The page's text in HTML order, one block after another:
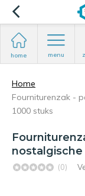
home menu
Home
Fourniturenzak -
1000 stuks
(0)